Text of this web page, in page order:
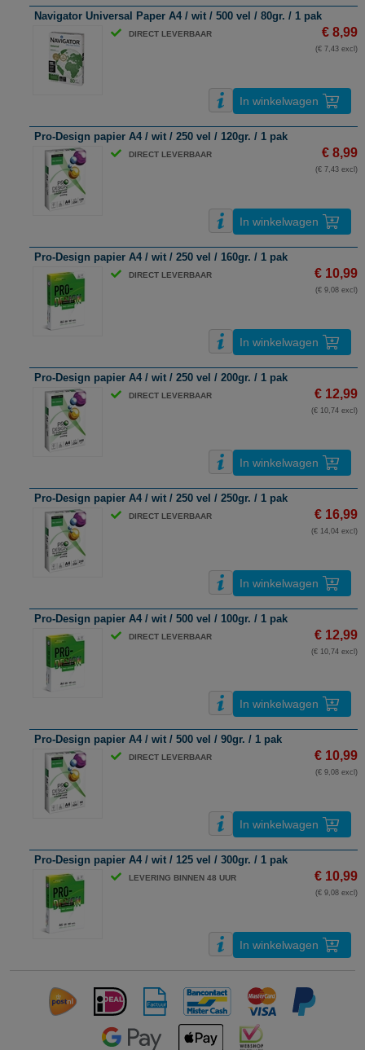
Navigator Universal Paper A4 / wit / 500 vel / 80gr. / 1 pak
DIRECT LEVERBAAR € 8,99
(€ 7,43 excl)
In winkelwagen
Pro-Design papier A4 / wit / 250 vel / 120gr. / 1 pak
DIRECT LEVERBAAR € 8,99
(€ 7,43 excl)
In winkelwagen
Pro-Design papier A4 / wit / 250 vel / 160gr. / 1 pak
DIRECT LEVERBAAR € 10,99
(€ 9,08 excl)
In winkelwagen
Pro-Design papier A4 / wit / 250 vel / 200gr. / 1 pak
DIRECT LEVERBAAR € 12,99
(€ 10,74 excl)
In winkelwagen
Pro-Design papier A4 / wit / 250 vel / 250gr. / 1 pak
DIRECT LEVERBAAR € 16,99
(€ 14,04 excl)
In winkelwagen
Pro-Design papier A4 / wit / 500 vel / 100gr. / 1 pak
DIRECT LEVERBAAR € 12,99
(€ 10,74 excl)
In winkelwagen
Pro-Design papier A4 / wit / 500 vel / 90gr. / 1 pak
DIRECT LEVERBAAR € 10,99
(€ 9,08 excl)
In winkelwagen
Pro-Design papier A4 / wit / 125 vel / 300gr. / 1 pak
LEVERING BINNEN 48 UUR € 10,99
(€ 9,08 excl)
In winkelwagen